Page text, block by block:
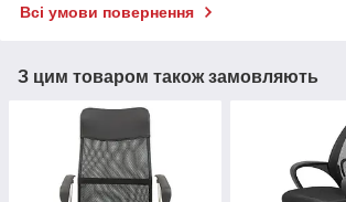
Всі умови повернення
З цим товаром також замовляють